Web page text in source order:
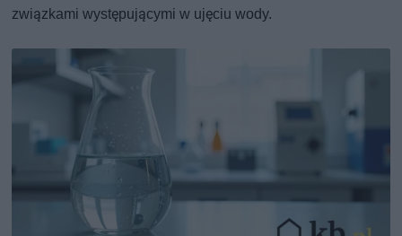
związkami występującymi w ujęciu wody.